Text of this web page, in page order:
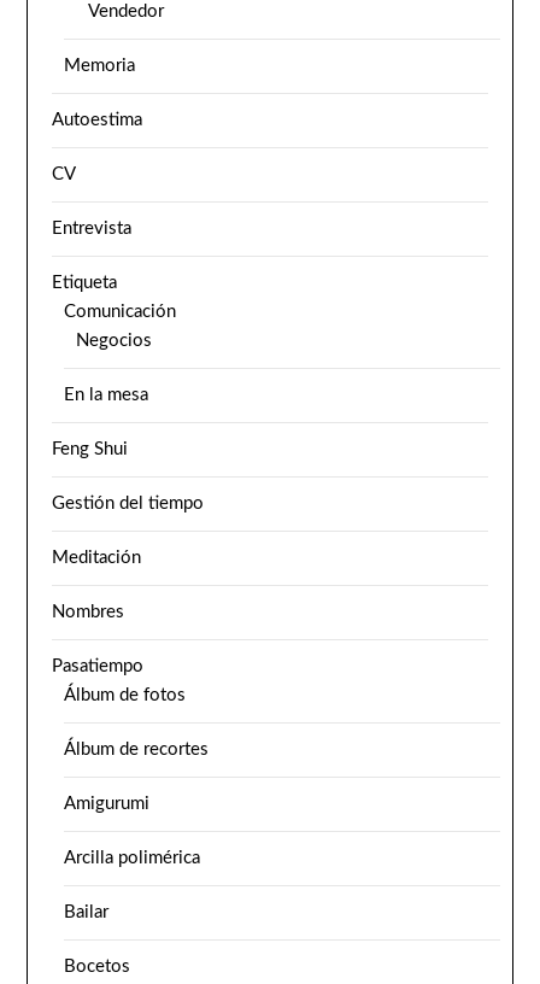
Vendedor
Memoria
Autoestima
CV
Entrevista
Etiqueta
Comunicación
Negocios
En la mesa
Feng Shui
Gestión del tiempo
Meditación
Nombres
Pasatiempo
Álbum de fotos
Álbum de recortes
Amigurumi
Arcilla polimérica
Bailar
Bocetos